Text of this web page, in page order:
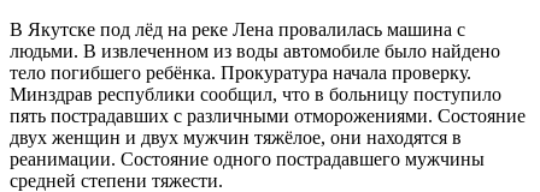
В Якутске под лёд на реке Лена провалилась машина с
людьми. В извлеченном из воды автомобиле было найдено
тело погибшего ребёнка. Прокуратура начала проверку.
Минздрав республики сообщил, что в больницу поступило
пять пострадавших с различными отморожениями. Состояние
двух женщин и двух мужчин тяжёлое, они находятся в
реанимации. Состояние одного пострадавшего мужчины
средней степени тяжести.